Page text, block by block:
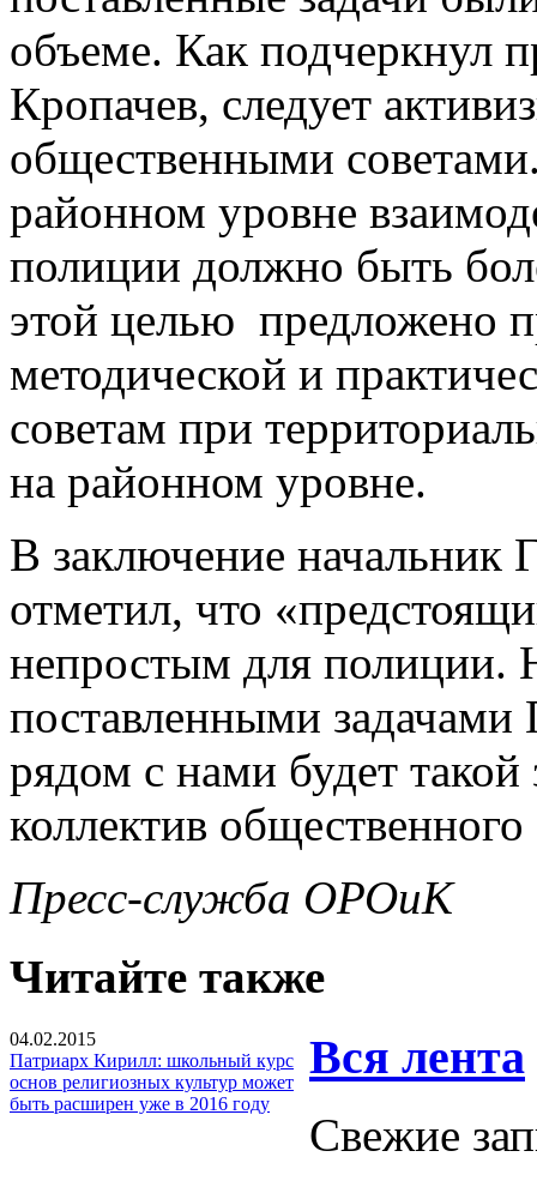
объеме. Как подчеркнул
Кропачев, следует
общественными
районном уровне
полиции должно быть
этой целью предложено
методической и
советам при
на районном уровне.
В заключение
отметил, что
непростым для полиции.
поставленными задачами
рядом с нами будет
коллектив общественного
Пресс-служба ОРОиК
Читайте также
04.02.2015
Патриарх Кирилл: школьный курс
основ религиозных культур может
быть расширен уже в 2016 году
Вся лента
Свежие